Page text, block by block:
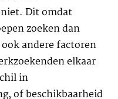
Dit omdat
zoeken dan
andere factoren
elkaar
in
of beschikbaarheid